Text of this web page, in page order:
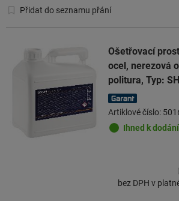
Přidat do seznamu přání
Ošetřovací
ocel, nerezová
politura, Typ:
Artiklové číslo:
Ihned k dodání
bez DPH v